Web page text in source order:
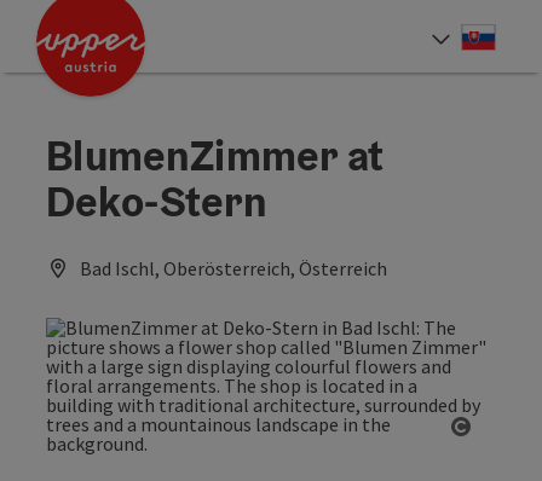
Accesskey
Accesskey
BlumenZimmer at
Deko-Stern
Bad Ischl, Oberösterreich, Österreich